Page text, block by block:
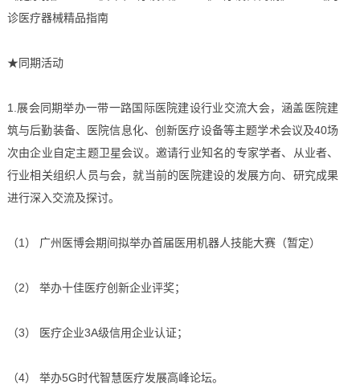
诊医疗器械精品指南
★同期活动
1.展会同期举办一带一路国际医院建设行业交流大会，涵盖医院建
筑与后勤装备、医院信息化、创新医疗设备等主题学术会议及40场
次由企业自定主题卫星会议。邀请行业知名的专家学者、从业者、
行业相关组织人员与会，就当前的医院建设的发展方向、研究成果
进行深入交流及探讨。
（1） 广州医博会期间拟举办首届医用机器人技能大赛（暂定）
（2） 举办十佳医疗创新企业评奖；
（3） 医疗企业3A级信用企业认证；
（4） 举办5G时代智慧医疗发展高峰论坛。